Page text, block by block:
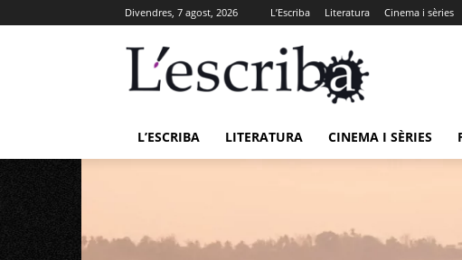
Divendres, 7 agost, 2026 L’Escriba Literatura Cinema i sèries
L’ESCRIBA LITERATURA CINEMA I SÈRIES